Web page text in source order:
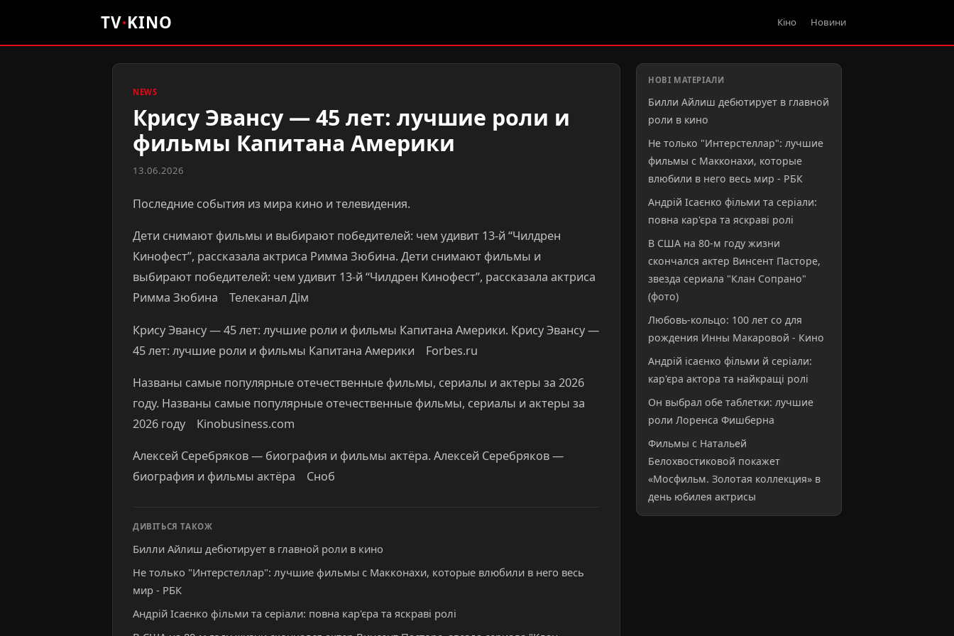
TV·KINO Кіно Новини
NEWS
Крису Эвансу — 45 лет: лучшие роли и
фильмы Капитана Америки
13.06.2026
Последние события из мира кино и телевидения.
Дети снимают фильмы и выбирают победителей: чем удивит 13-й “Чилдрен
Кинофест”, рассказала актриса Римма Зюбина. Дети снимают фильмы и
выбирают победителей: чем удивит 13-й “Чилдрен Кинофест”, рассказала актриса
Римма Зюбина Телеканал Дім
Крису Эвансу — 45 лет: лучшие роли и фильмы Капитана Америки. Крису Эвансу —
45 лет: лучшие роли и фильмы Капитана Америки Forbes.ru
Названы самые популярные отечественные фильмы, сериалы и актеры за 2026
году. Названы самые популярные отечественные фильмы, сериалы и актеры за
2026 году Kinobusiness.com
Алексей Серебряков — биография и фильмы актёра. Алексей Серебряков —
биография и фильмы актёра Сноб
ДИВІТЬСЯ ТАКОЖ
Билли Айлиш дебютирует в главной роли в кино
Не только "Интерстеллар": лучшие фильмы с Макконахи, которые влюбили в него весь
мир - РБК
Андрій Ісаєнко фільми та серіали: повна кар'єра та яскраві ролі
НОВІ МАТЕРІАЛИ
Билли Айлиш дебютирует в главной
роли в кино
Не только "Интерстеллар": лучшие
фильмы с Макконахи, которые
влюбили в него весь мир - РБК
Андрій Ісаєнко фільми та серіали:
повна кар'єра та яскраві ролі
В США на 80-м году жизни
скончался актер Винсент Пасторе,
звезда сериала "Клан Сопрано"
(фото)
Любовь-кольцо: 100 лет со для
рождения Инны Макаровой - Кино
Андрій ісаєнко фільми й серіали:
кар'єра актора та найкращі ролі
Он выбрал обе таблетки: лучшие
роли Лоренса Фишберна
Фильмы с Натальей
Белохвостиковой покажет
«Мосфильм. Золотая коллекция» в
день юбилея актрисы